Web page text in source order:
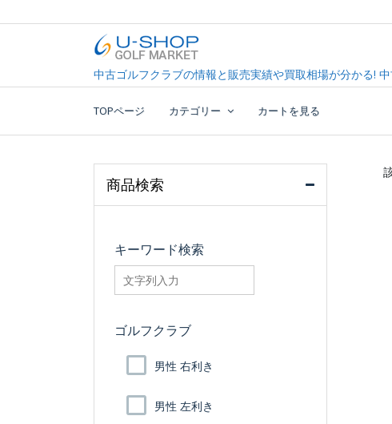
to
U-SHOP Golf Market dev
中古ゴルフクラブ最大級！U-SHOPゴルフマーケット
中古ゴルフクラブの情報と販売実績や買取相場が分かる!
TOPページ カテゴリー カートを見る
商品検索
キーワード検索
searchfilter_pro
ゴルフクラブ
男性 右利き
男性 左利き